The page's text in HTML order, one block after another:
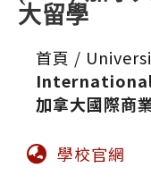
大留學
首頁 /
加拿大國際商
學校官網